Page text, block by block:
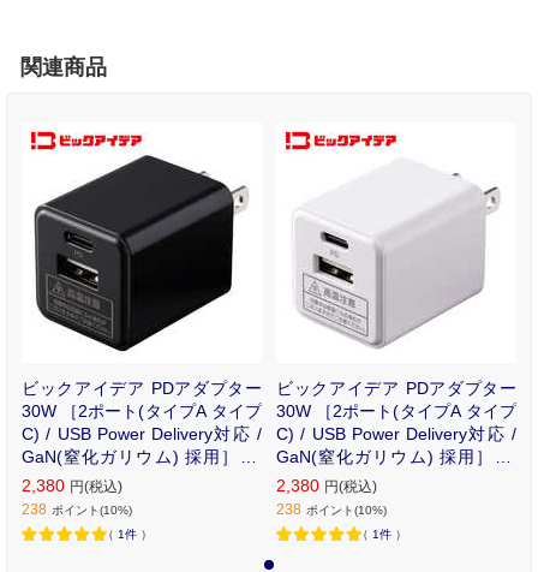
関連商品
ビックアイデア PDアダプター
30W ［2ポート(タイプA タイプ
C) / USB Power Delivery対応 /
GaN(窒化ガリウム) 採用］ ブ
ラック BIT-ACPD302AK
2,380 円(税込)
238 ポイント(10%)
（ 1件 ）
ビックアイデア PDアダプター
30W ［2ポート(タイプA タイプ
C) / USB Power Delivery対応 /
GaN(窒化ガリウム) 採用］ ホ
ワイト BIT-ACPD302AW
2,380 円(税込)
238 ポイント(10%)
（ 1件 ）